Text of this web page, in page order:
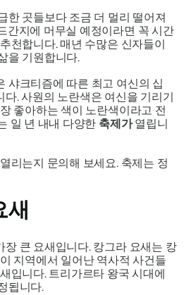
한 곳들보다 조금 더 멀리 떨어져
간지에 머무실 예정이라면 꼭 시간
천합니다. 매년 수많은 신자들이
을 기원합니다.
샤크티즘에 따른 최고 여신의 십
다. 사원의 노란색은 여신을 기리기
좋아하는 색이 노란색이라고 전
일 년 내내 다양한 ​​축제가열립니
리는지 문의해 보세요. 축제는 정
새
장 큰 요새입니다. 캉그라 요새는 캉
지역에서 일어난 역사적 사건들
입니다. 트리가르타 왕국 시대에
됩니다.